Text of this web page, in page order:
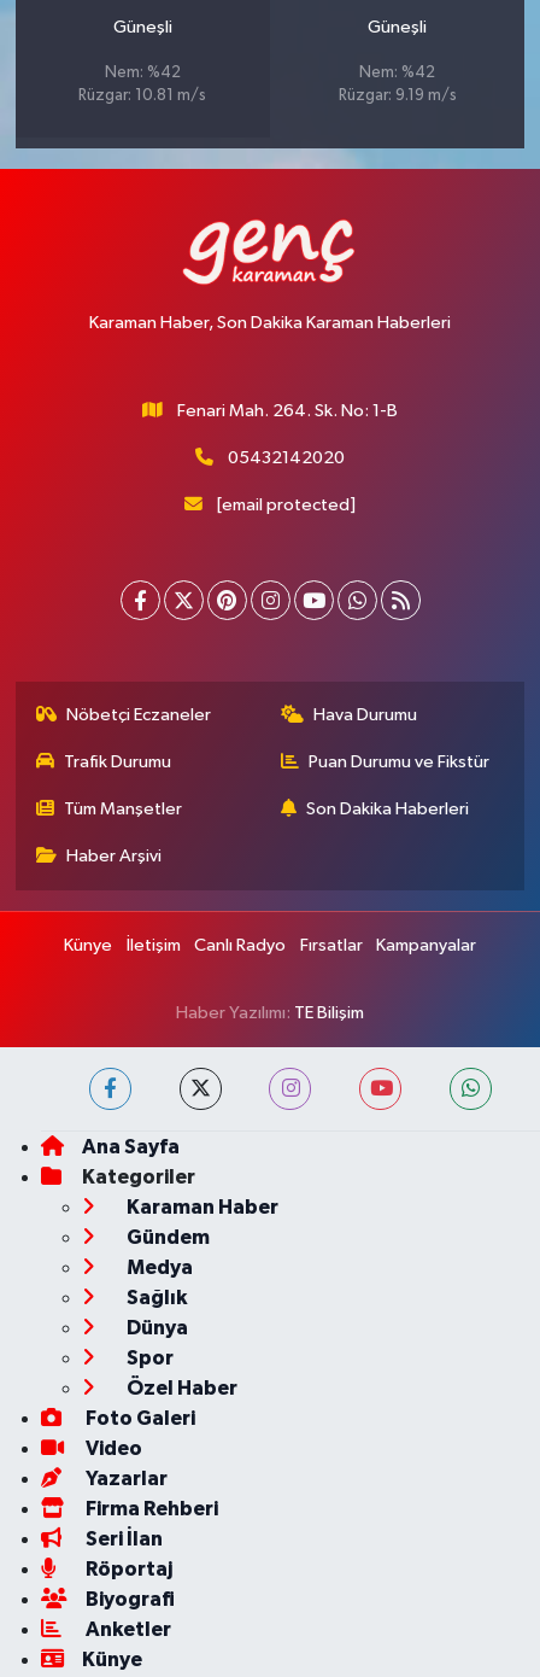
Güneşli
Nem: %42
Rüzgar: 10.81 m/s
Güneşli
Nem: %42
Rüzgar: 9.19 m/s
Karaman Haber, Son Dakika Karaman Haberleri
Fenari Mah. 264. Sk. No: 1-B
05432142020
[email protected]
Nöbetçi Eczaneler Hava Durumu
Trafik Durumu Puan Durumu ve Fikstür
Tüm Manşetler Son Dakika Haberleri
Haber Arşivi
Künye İletişim Canlı Radyo Fırsatlar Kampanyalar
Haber Yazılımı: TE Bilişim
Ana Sayfa
Kategoriler
Karaman Haber
Gündem
Medya
Sağlık
Dünya
Spor
Özel Haber
Foto Galeri
Video
Yazarlar
Firma Rehberi
Seri İlan
Röportaj
Biyografi
Anketler
Künye